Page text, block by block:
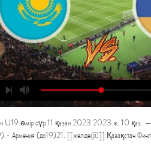
U19 өмір сүр 11 қазан 2023 2023 ж. 10
- Армения (до19)21. [[желіде@]] Қазақстан